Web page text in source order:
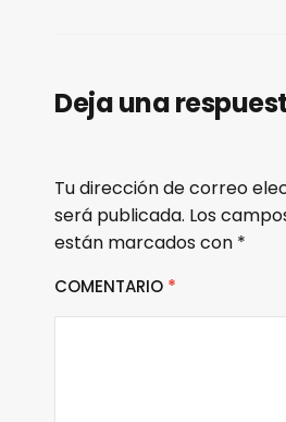
Deja una
Tu dirección de correo
será publicada. Los
están marcados con *
COMENTARIO *